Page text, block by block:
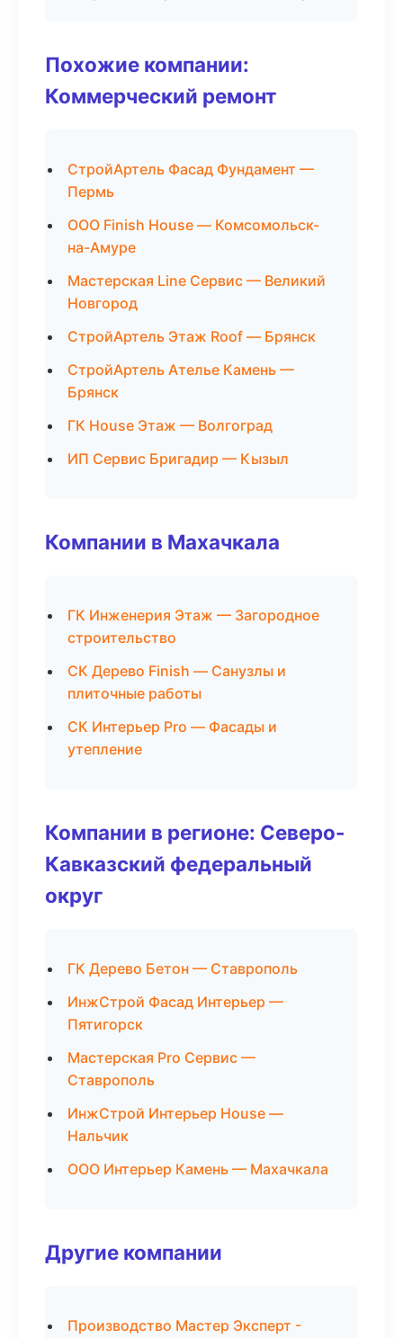
Похожие компании:
Коммерческий ремонт
СтройАртель Фасад Фундамент —
Пермь
ООО Finish House — Комсомольск-
на-Амуре
Мастерская Line Сервис — Великий
Новгород
СтройАртель Этаж Roof — Брянск
СтройАртель Ателье Камень —
Брянск
ГК House Этаж — Волгоград
ИП Сервис Бригадир — Кызыл
Компании в Махачкала
ГК Инженерия Этаж — Загородное
строительство
СК Дерево Finish — Санузлы и
плиточные работы
СК Интерьер Pro — Фасады и
утепление
Компании в регионе: Северо-
Кавказский федеральный
округ
ГК Дерево Бетон — Ставрополь
ИнжСтрой Фасад Интерьер —
Пятигорск
Мастерская Pro Сервис —
Ставрополь
ИнжСтрой Интерьер House —
Нальчик
ООО Интерьер Камень — Махачкала
Другие компании
Производство Мастер Эксперт -